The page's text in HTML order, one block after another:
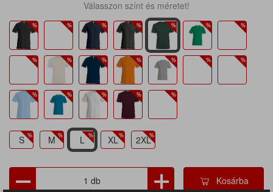
Válasszon színt és méretet!
S M L XL 2XL
Kosárba